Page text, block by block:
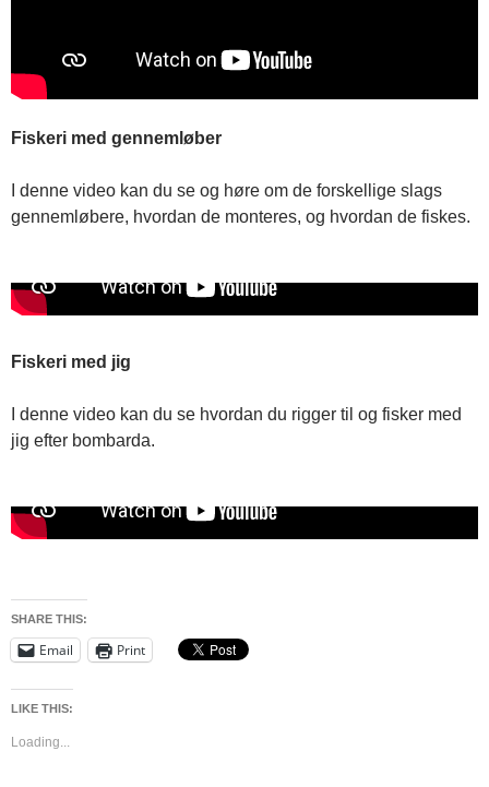
Fiskeri med gennemløber
I denne video kan du se og høre om de forskellige slags
gennemløbere, hvordan de monteres, og hvordan de fiskes.
Fiskeri med jig
I denne video kan du se hvordan du rigger til og fisker med
jig efter bombarda.
SHARE THIS:
Email Print
LIKE THIS:
Loading...